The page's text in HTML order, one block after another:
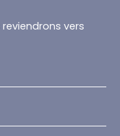
vers